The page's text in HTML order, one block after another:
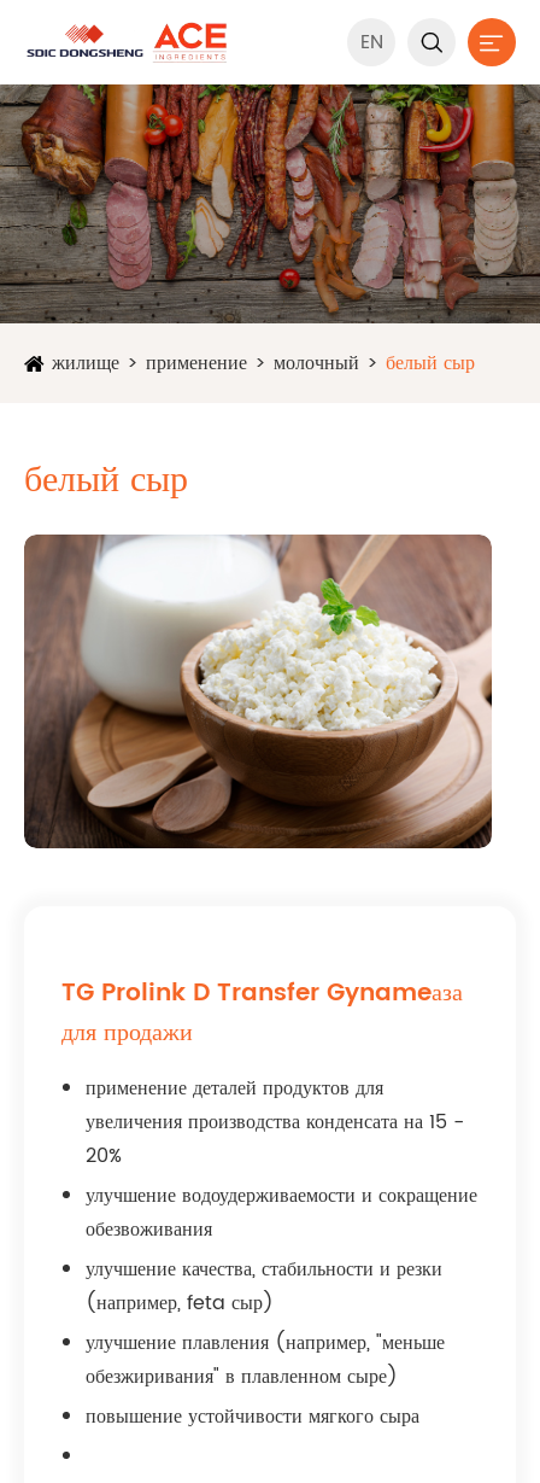
EN  
жилище применение молочный белый сыр
белый сыр
TG Prolink D Transfer Gynameаза
для продажи
применение деталей продуктов для
увеличения производства конденсата на 15 -
20%
улучшение водоудерживаемости и сокращение
обезвоживания
улучшение качества, стабильности и резки
(например, feta сыр)
улучшение плавления (например, "меньше
обезжиривания" в плавленном сыре)
повышение устойчивости мягкого сыра